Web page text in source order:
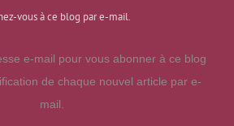
vous à ce blog par e-mail.
e-mail pour vous abonner à ce blog
de chaque nouvel article par e-
mail.